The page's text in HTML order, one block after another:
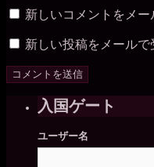
新しいコメントをメー
新しい投稿をメールで
入国ゲート
ユーザー名